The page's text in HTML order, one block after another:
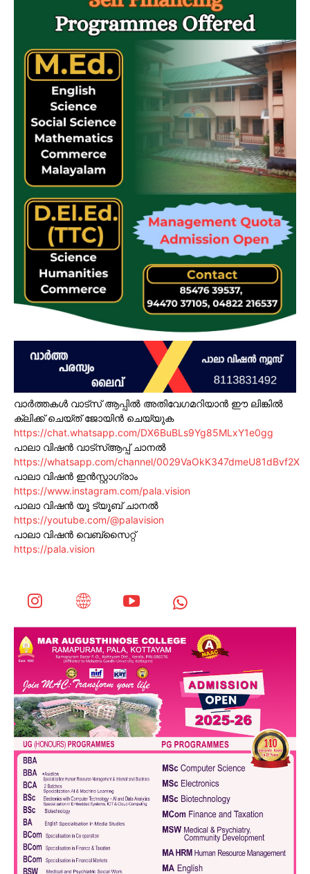
വാർത്തകൾ വാട്സ് ആപ്പിൽ അതിവേഗമറിയാൻ ഈ ലിങ്കിൽ
ക്ലിക്ക് ചെയ്ത് ജോയിൻ ചെയ്യുക
https://chat.whatsapp.com/DX6BuBLs9Yg85MLxY1e0gg
പാലാ വിഷൻ വാട്സ്ആപ്പ് ചാനൽ
https://whatsapp.com/channel/0029VaOkK347dmeU81dBvf2X
പാലാ വിഷൻ ഇൻസ്റ്റാഗ്രാം
https://www.instagram.com/pala.vision
പാലാ വിഷൻ യൂ ട്യൂബ് ചാനൽ
https://youtube.com/@palavision
പാലാ വിഷൻ വെബ്സൈറ്റ്
https://pala.vision